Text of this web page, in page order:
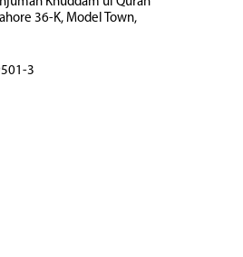
36-K, Model Town,
3